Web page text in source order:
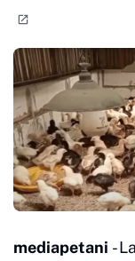
mediapetani -